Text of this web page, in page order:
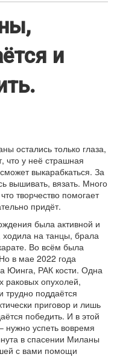
и
остались только глаза,
что у неё страшная
выкарабкаться. За
вышивать, вязать. Много
творчество помогает
придёт.
была активной и
ходила на танцы, брала
Во всём была
в мае 2022 года
Юинга, РАК кости. Одна
раковых опухолей,
трудно поддаётся
приговор и лишь
победить. И в этой
нужно успеть вовремя
в спасении Миланы
с вами помощи